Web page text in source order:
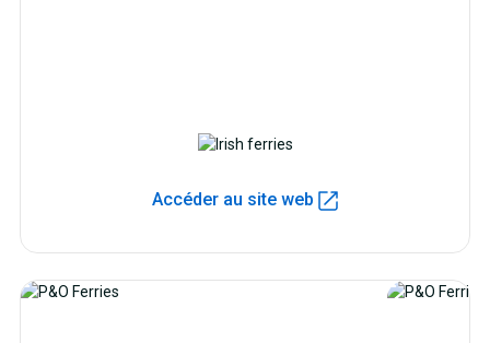
Accéder au site web